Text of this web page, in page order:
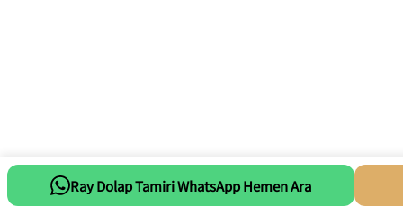
Ray Dolap Tamiri WhatsApp Hemen Ara
Whatsapp Tıkla Mesaj At